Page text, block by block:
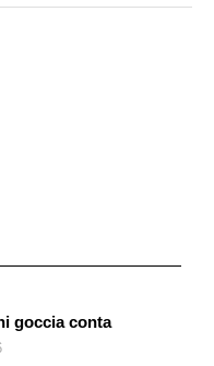
di qualche grado
questo modo, come
(EAWAG), non si
lacustre.
goccia conta